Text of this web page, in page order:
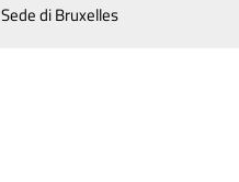
Sede di Bruxelles